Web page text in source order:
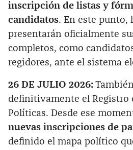
inscripción de listas y
candidatos. En este punto,
presentarán oficialmente
completos, como
regidores, ante el sistema
26 DE JULIO 2026:
definitivamente el Registro
Políticas. Desde ese
nuevas inscripciones de
definido el mapa político